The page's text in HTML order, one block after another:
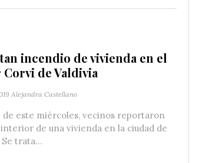
incendio de vivienda en el
de Valdivia
Alejandra Castellano
de este miércoles, vecinos reportaron
de una vivienda en la ciudad de
trata...